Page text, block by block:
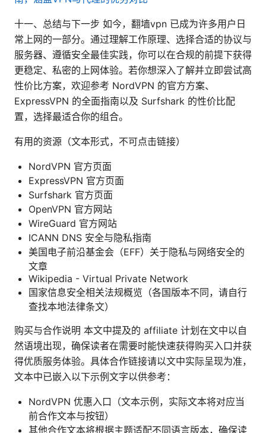
十一、总结与下一步 如今，翻墙vpn 已成为许多用户日
常上网的一部分。通过理解工作原理、选择合适的协议与
服务器、遵循安全最佳实践，你可以在合规的前提下获得
更稳定、私密的上网体验。若你想深入了解并立即尝试高
性价比方案，欢迎参考 NordVPN 的官方方案、
ExpressVPN 的全面指南以及 Surfshark 的性价比配
置，选择最适合你的组合。
有用的资源（文本形式，不可点击链接）
NordVPN 官方页面
ExpressVPN 官方页面
Surfshark 官方页面
OpenVPN 官方网站
WireGuard 官方网站
ICANN DNS 安全与隐私指南
美国电子前沿基金会（EFF）关于隐私与网络安全的
文章
Wikipedia - Virtual Private Network
国家信息安全相关法规概览（各国版本不同，请自行
查找本地法律条文）
购买与合作说明 本文中提及的 affiliate 计划在文中以自
然语境出现，确保读者在需要时能快速获得购买入口并获
得优质服务体验。具体合作链接请以文中实际呈现为准，
文本中已嵌入以下示例文字以供参考：
NordVPN 优惠入口（文本示例，实际文本将对应当
前合作文本与按钮）
其他合作文本将根据主题适配不同语言版本，确保读